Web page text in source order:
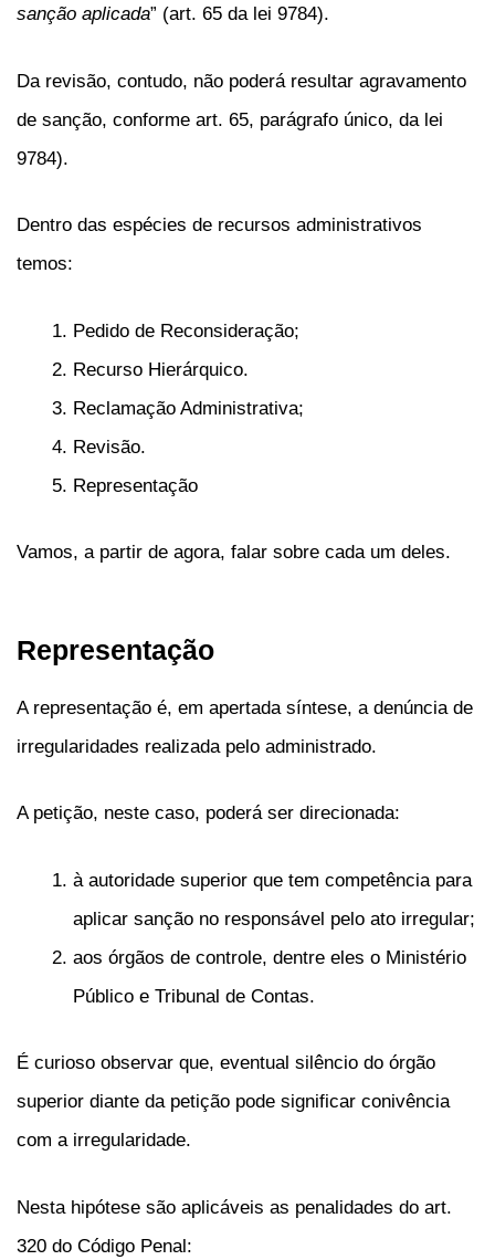
sanção aplicada” (art. 65 da lei 9784).
Da revisão, contudo, não poderá resultar agravamento
de sanção, conforme art. 65, parágrafo único, da lei
9784).
Dentro das espécies de recursos administrativos
temos:
Pedido de Reconsideração;
Recurso Hierárquico.
Reclamação Administrativa;
Revisão.
Representação
Vamos, a partir de agora, falar sobre cada um deles.
Representação
A representação é, em apertada síntese, a denúncia de
irregularidades realizada pelo administrado.
A petição, neste caso, poderá ser direcionada:
à autoridade superior que tem competência para
aplicar sanção no responsável pelo ato irregular;
aos órgãos de controle, dentre eles o Ministério
Público e Tribunal de Contas.
É curioso observar que, eventual silêncio do órgão
superior diante da petição pode significar conivência
com a irregularidade.
Nesta hipótese são aplicáveis as penalidades do art.
320 do Código Penal: